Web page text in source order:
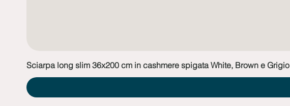
Sciarpa long slim 36x200 cm in cashmere spigata White, Brown e Grigio